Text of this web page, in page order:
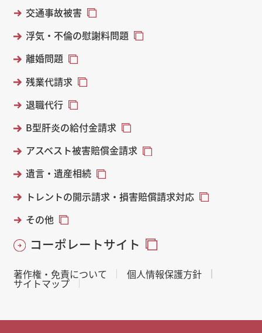
交通事故被害
浮気・不倫の慰謝料問題
離婚問題
残業代請求
退職代行
B型肝炎の給付金請求
アスベスト被害賠償金請求
遺言・遺産相続
トレントの開示請求・損害賠償請求対応
その他
コーポレートサイト
著作権・免責について 個人情報保護方針
サイトマップ